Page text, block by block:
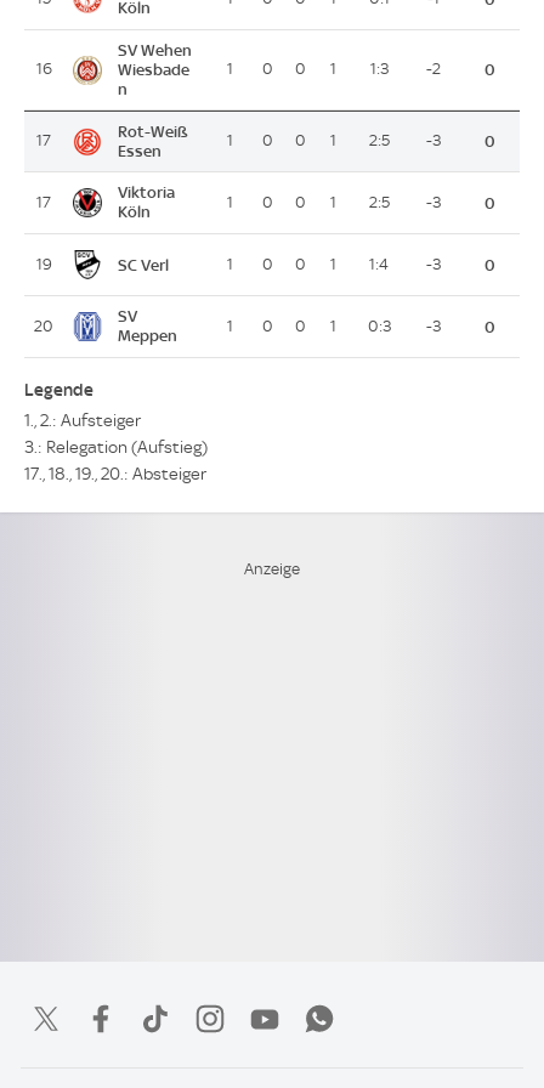
Köln
16
SV Wehen
Wiesbade
n
1 0 0 1 1:3 -2 0
17
Rot-Weiß
Essen
1 0 0 1 2:5 -3 0
17
Viktoria
Köln
1 0 0 1 2:5 -3 0
19 SC Verl 1 0 0 1 1:4 -3 0
20
SV
Meppen
1 0 0 1 0:3 -3 0
Legende
1., 2.: Aufsteiger
3.: Relegation (Aufstieg)
17., 18., 19., 20.: Absteiger